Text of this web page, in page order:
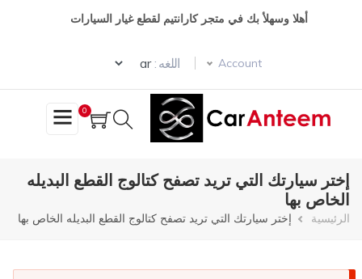
أهلا وسهلأ بك في متجر كارانتيم لقطع غيار السيارات
Account اللغه :
Select your language
0
إختر سيارتك التي تريد تصفح كتالوج القطع البديله
الخاص بها
مسار
الرئيسية إختر سيارتك التي تريد تصفح كتالوج القطع البديله الخاص بها